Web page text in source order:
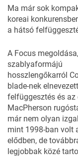
Ma már sok
koreai
a hátsó
A Focus
szablyaformájú
hosszlengőkarról
blade-nek
felfüggesztés és az
MacPherson
már nem olyan
mint 1998-ban volt
elődben, de
legjobbak közé